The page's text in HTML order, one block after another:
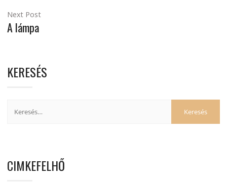
Next Post
A lámpa
KERESÉS
CIMKEFELHŐ